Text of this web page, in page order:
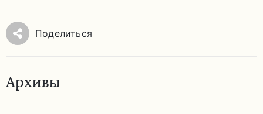
(4967)
34
Поделиться
Архивы